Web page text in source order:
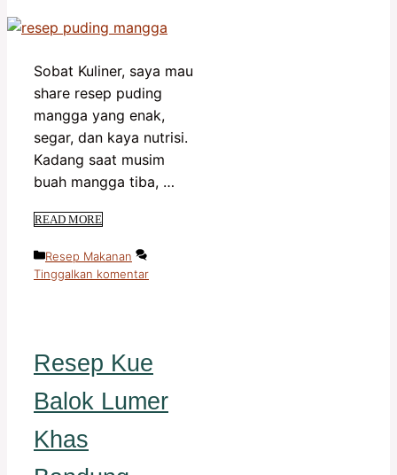
Sobat Kuliner, saya mau
share resep puding
mangga yang enak,
segar, dan kaya nutrisi.
Kadang saat musim
buah mangga tiba, …
READ MORE
Kategori
Resep Makanan
Tinggalkan komentar
Resep Kue
Balok Lumer
Khas